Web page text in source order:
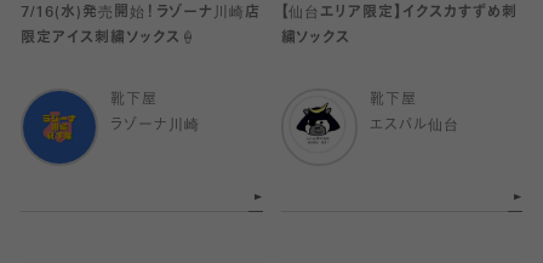
7/16(水)発売開始！ラゾーナ川崎店
限定アイス刺繍ソックス🍦
靴下屋
ラゾーナ川崎
【仙台エリア限定】イクスカすずめ刺
繍ソックス
靴下屋
エスパル仙台